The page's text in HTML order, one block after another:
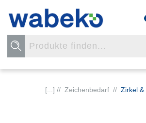
[...] // Zeichenbedarf // Zirkel